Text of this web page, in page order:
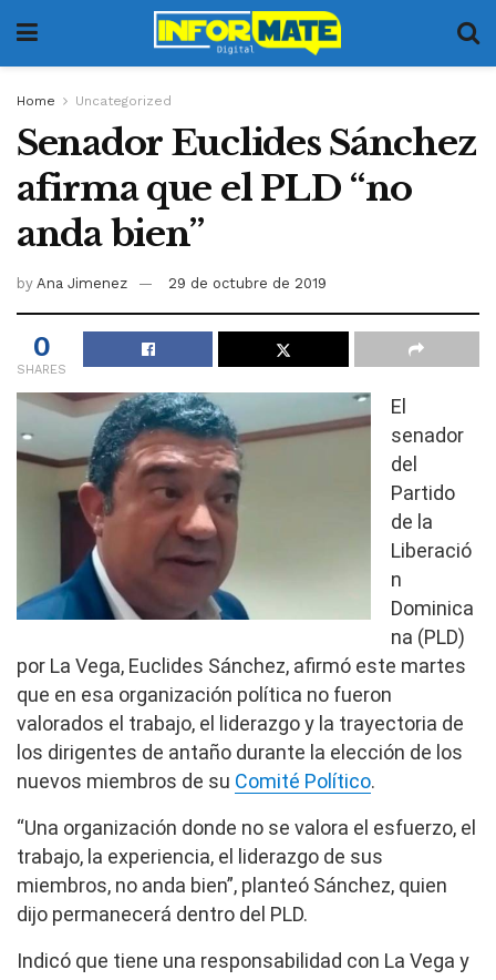
Home Uncategorized
Senador Euclides Sánchez
afirma que el PLD “no
anda bien”
by Ana Jimenez 29 de octubre de 2019
0
SHARES
El
senador
del
Partido
de la
Liberació
n
Dominica
na (PLD)
por La Vega, Euclides Sánchez, afirmó este martes
que en esa organización política no fueron
valorados el trabajo, el liderazgo y la trayectoria de
los dirigentes de antaño durante la elección de los
nuevos miembros de su Comité Político.
“Una organización donde no se valora el esfuerzo, el
trabajo, la experiencia, el liderazgo de sus
miembros, no anda bien”, planteó Sánchez, quien
dijo permanecerá dentro del PLD.
Indicó que tiene una responsabilidad con La Vega y